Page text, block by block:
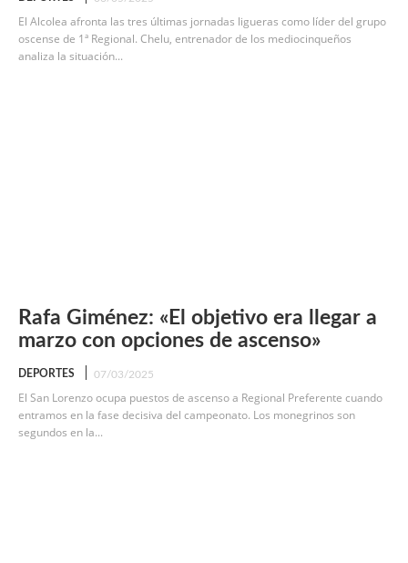
El Alcolea afronta las tres últimas jornadas ligueras como líder del grupo
oscense de 1ª Regional. Chelu, entrenador de los mediocinqueños
analiza la situación...
Rafa Giménez: «El objetivo era llegar a
marzo con opciones de ascenso»
DEPORTES 07/03/2025
El San Lorenzo ocupa puestos de ascenso a Regional Preferente cuando
entramos en la fase decisiva del campeonato. Los monegrinos son
segundos en la...